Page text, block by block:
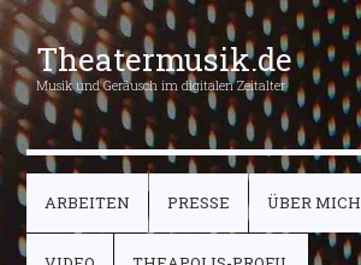
Theatermusik.de
Musik und Geräusch im digitalen Zeitalter
ARBEITEN PRESSE ÜBER MICH